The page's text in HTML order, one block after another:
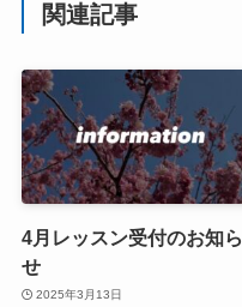
関連記事
4月レッスン受付のお知ら
せ
2025年3月13日